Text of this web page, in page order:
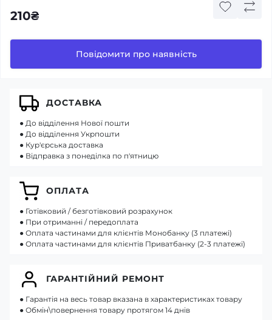
210₴
Повідомити про наявність
ДОСТАВКА
● До відділення Нової пошти
● До відділення Укрпошти
● Кур'єрська доставка
● Відправка з понеділка по п'ятницю
ОПЛАТА
● Готівковий / безготівковий розрахунок
● При отриманні / передоплата
● Оплата частинами для клієнтів Монобанку (3 платежі)
● Оплата частинами для клієнтів Приватбанку (2-3 платежі)
ГАРАНТІЙНИЙ РЕМОНТ
● Гарантія на весь товар вказана в характеристиках товару
● Обмін\повернення товару протягом 14 днів